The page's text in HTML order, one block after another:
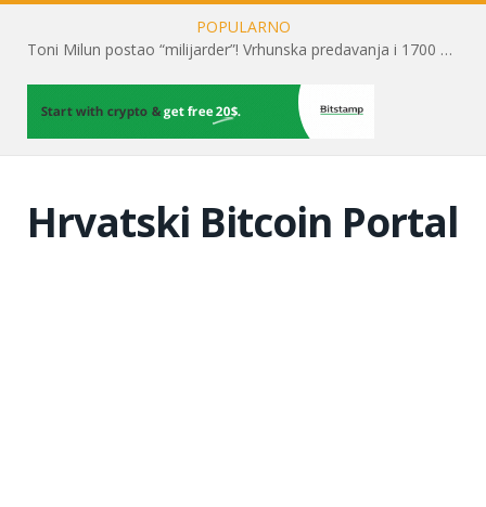
POPULARNO
Toni Milun postao “milijarder”! Vrhunska predavanja i 1700 posjetitelja obilježili su mjesec financijske pismenosti
Hrvatski Bitcoin Portal